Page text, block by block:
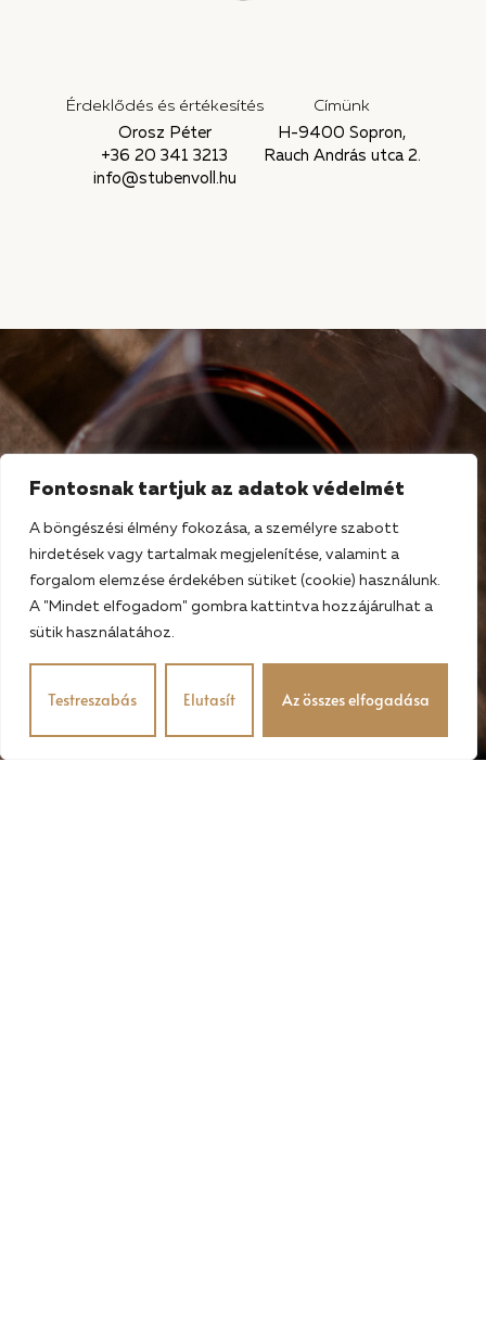
Fontosnak tartjuk az adatok védelmét
A böngészési élmény fokozása, a személyre szabott
hirdetések vagy tartalmak megjelenítése, valamint a
forgalom elemzése érdekében sütiket (cookie) használunk.
A "Mindet elfogadom" gombra kattintva hozzájárulhat a
sütik használatához.
Testreszabás Elutasít Az összes elfogadása
Érdeklődés és értékesítés
Orosz Péter
+36 20 341 3213
info@stubenvoll.hu
Címünk
H-9400 Sopron,
Rauch András utca 2.